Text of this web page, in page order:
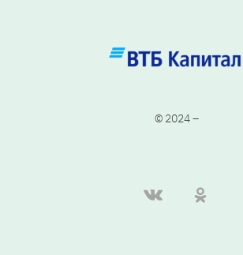
© 2024 –